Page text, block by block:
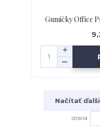
Gumičky Office
Načítať
strana